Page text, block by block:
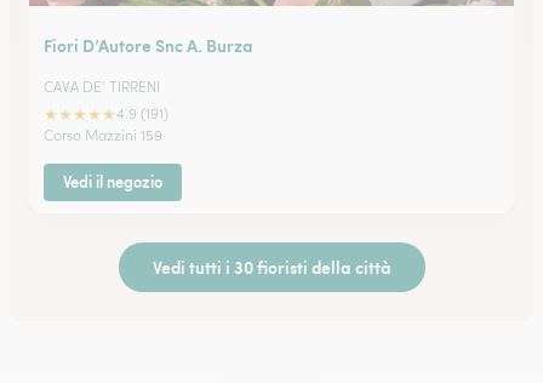
Fiori D’Autore Snc A. Burza
CAVA DE' TIRRENI
★★★★★4.9 (191)
Corso Mazzini 159
Vedi il negozio
Vedi tutti i 30 fioristi della città